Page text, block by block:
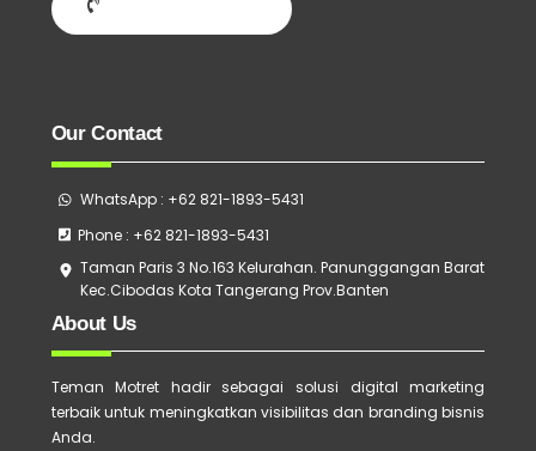
Our Contact
WhatsApp : +62 821-1893-5431
Phone : +62 821-1893-5431
Taman Paris 3 No.163 Kelurahan. Panunggangan Barat
Kec.Cibodas Kota Tangerang Prov.Banten
About Us
Teman Motret hadir sebagai solusi digital marketing
terbaik untuk meningkatkan visibilitas dan branding bisnis
Anda.